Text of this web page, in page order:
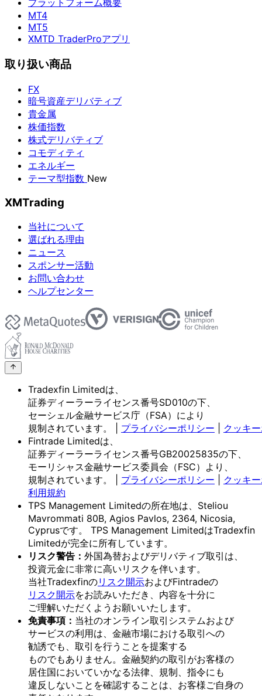
プラットフォーム概要
MT4
MT5
XMTD TraderProアプリ
取り扱い商品
FX
暗号資産デリバティブ
貴金属
株価指数
株式デリバティブ
コモディティ
エネルギー
テーマ型指数 New
XMTrading
当社について
選ばれる理由
ニュース
スポンサー活動
お問い合わせ
ヘルプセンター
Tradexfin Limitedは、
証券ディーラーライセンス番号SD010の下、
セーシェル金融サービス庁 （FSA）により
規制されています。
プライバシーポリシー
クッキ
Fintrade Limitedは、
証券ディーラーライセンス番号GB20025835の下、
モーリシャス金融サービス委員会 （FSC）より、
規制されています。
プライバシーポリシー
クッキ
利用規約
TPS Management Limitedの所在地は、 Steliou
Mavrommati 80B, Agios Pavlos, 2364, Nicosia,
Cyprusです。
TPS Management LimitedはTradexfin
Limitedが完全に所有しています。
リスク警告： 外国為替およびデリバティブ取引は、
投資元金に非常に高いリスクを伴います。
当社Tradexfinのリスク開示およびFintradeの
リスク開示をお読みいただき、 内容を十分に
ご理解いただく よう お願いいたします。
免責事項： 当社のオンライン取引システムおよび
サービスの利用は、 金融市場における取引への
勧誘でも、 取引を行う ことを提案する
ものでもありません。 金融契約の取引がお客様の
居住国においていかなる法律、 規制、 指令にも
違反しないことを確認する ことは、 お客様ご自身の